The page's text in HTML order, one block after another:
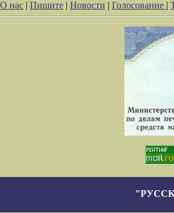
О нас | Пишите | Новости | Голосование |